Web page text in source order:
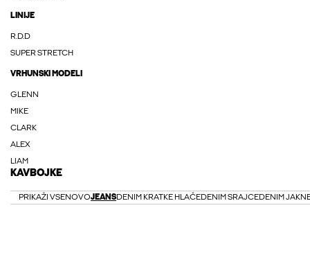
LINIJE
R.D.D
SUPER STRETCH
VRHUNSKI MODELI
GLENN
MIKE
CLARK
ALEX
LIAM
KAVBOJKE
PRIKAŽI VSENOVOJEANSDENIM KRATKE HLAČEDENIM SRAJCEDENIM